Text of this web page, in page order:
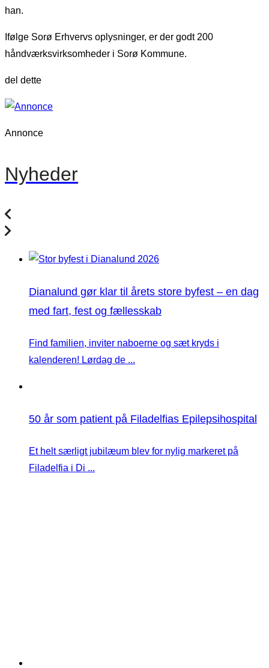
han.
Ifølge Sorø Erhvervs oplysninger, er der godt 200
håndværksvirksomheder i Sorø Kommune.
del dette
Annonce
Nyheder
Dianalund gør klar til årets store byfest – en dag
med fart, fest og fællesskab
Find familien, inviter naboerne og sæt kryds i
kalenderen! Lørdag de ...
50 år som patient på Filadelfias Epilepsihospital
Et helt særligt jubilæum blev for nylig markeret på
Filadelfia i Di ...